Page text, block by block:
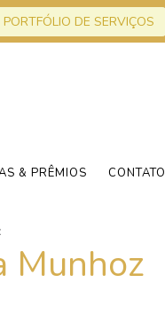
PORTFÓLIO DE SERVIÇOS
& PRÊMIOS CONTATO
Munhoz